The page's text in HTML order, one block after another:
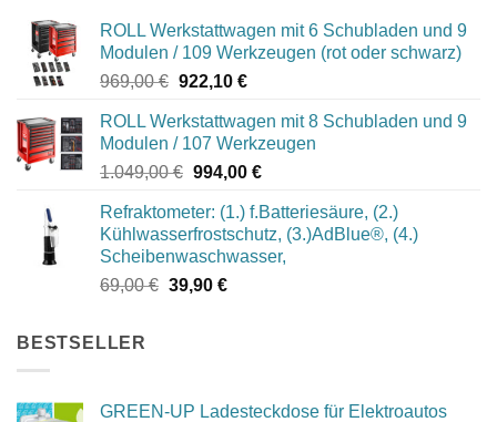
ROLL Werkstattwagen mit 6 Schubladen und 9
Modulen / 109 Werkzeugen (rot oder schwarz)
969,00€ Ursprünglicher
war:
969,00 €
922,10 €Aktueller
ist:
922,10 €.
ROLL Werkstattwagen mit 8 Schubladen und 9
Modulen / 107 Werkzeugen
1.049,00€ Ursprünglicher
war:
1.049,00 €
994,00 €Aktueller
ist:
994,00 €.
Refraktometer: (1.) f.Batteriesäure, (2.)
Kühlwasserfrostschutz, (3.)AdBlue®, (4.)
Scheibenwaschwasser,
69,00€ Ursprünglicher
39,90 €Aktueller
BESTSELLER
GREEN-UP Ladesteckdose für Elektroautos